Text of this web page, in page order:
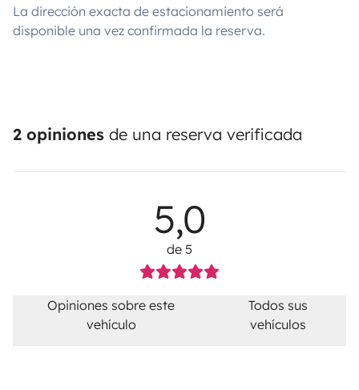
La dirección exacta de estacionamiento será
disponible una vez confirmada la reserva.
2 opiniones de una reserva verificada
5,0
de 5
Opiniones sobre este
vehículo
Todos sus
vehículos